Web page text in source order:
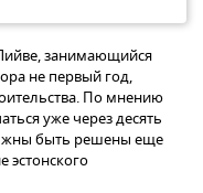
занимающийся
не первый год,
По мнению
уже через десять
быть решены еще
эстонского